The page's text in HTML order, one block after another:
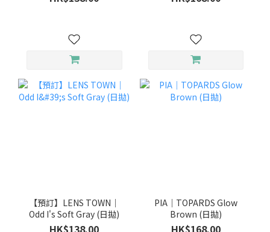
【預訂】LENS TOWN｜
Odd I's Soft Gray (日拋)
HK$138.00
PIA｜TOPARDS Glow
Brown (日拋)
HK$168.00